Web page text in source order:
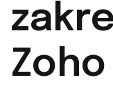
Zoho